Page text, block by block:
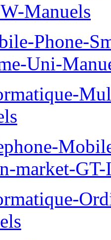
Manuels
Phone-
Uni-
market-